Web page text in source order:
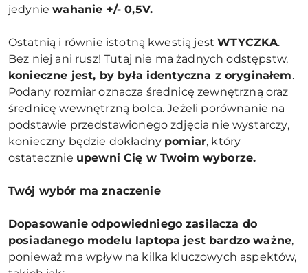
jedyniewahanie +/- 0,5V.
Ostatnią i równie istotną kwestią jestWTYCZKA.
Bez niej ani rusz! Tutaj nie ma żadnych odstępstw,
konieczne jest, by była identyczna z oryginałem.
Podany rozmiar oznacza średnicę zewnętrzną oraz
średnicę wewnętrzną bolca. Jeżeli porównanie na
podstawie przedstawionego zdjęcia nie wystarczy,
konieczny będzie dokładny pomiar, który
ostatecznie upewni Cię w Twoim wyborze.
Twój wybór ma znaczenie
Dopasowanie odpowiedniego zasilacza do
posiadanego modelu laptopa jest bardzo ważne,
ponieważ ma wpływ na kilka kluczowych aspektów,